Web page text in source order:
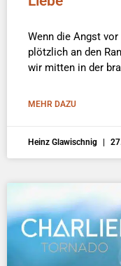
Wenn die Angst
plötzlich an den
wir mitten in der
MEHR DAZU
Heinz Glawischnig